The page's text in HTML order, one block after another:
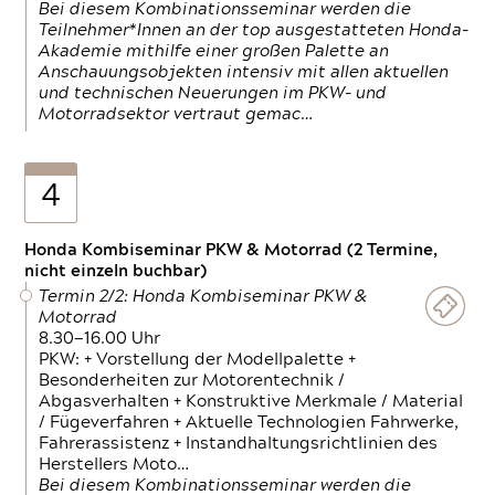
Bei diesem Kombinationsseminar werden die
Teilnehmer*Innen an der top ausgestatteten Honda-
Akademie mithilfe einer großen Palette an
Anschauungsobjekten intensiv mit allen aktuellen
und technischen Neuerungen im PKW- und
Motorradsektor vertraut gemac…
4
Honda Kombiseminar PKW & Motorrad (2 Termine,
nicht einzeln buchbar)
Termin 2/2: Honda Kombiseminar PKW &
Motorrad
8.30—16.00 Uhr
PKW: + Vorstellung der Modellpalette +
Besonderheiten zur Motorentechnik /
Abgasverhalten + Konstruktive Merkmale / Material
/ Fügeverfahren + Aktuelle Technologien Fahrwerke,
Fahrerassistenz + Instandhaltungsrichtlinien des
Herstellers Moto…
Bei diesem Kombinationsseminar werden die